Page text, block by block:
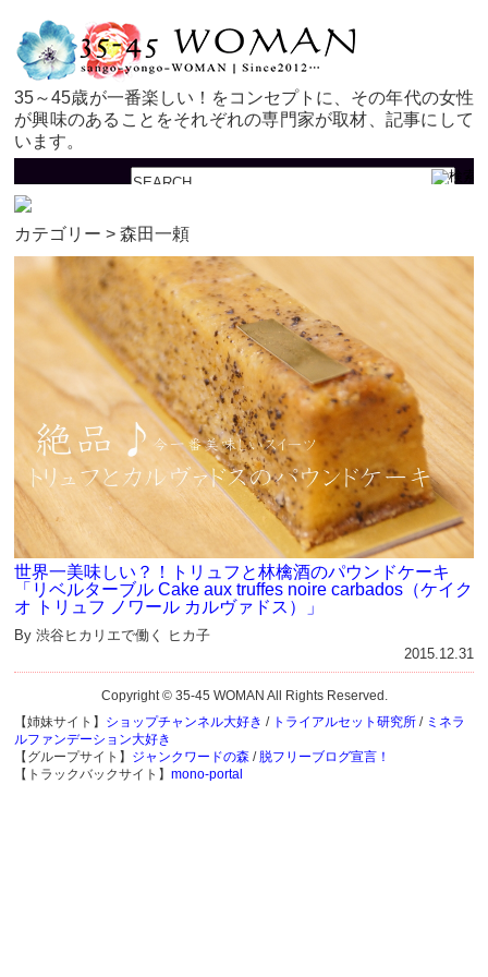
35～45歳が一番楽しい！をコンセプトに、その年代の女性
が興味のあることをそれぞれの専門家が取材、記事にして
います。
カテゴリー > 森田一頼
世界一美味しい？！トリュフと林檎酒のパウンドケーキ
「リベルターブル Cake aux truffes noire carbados（ケイク
オ トリュフ ノワール カルヴァドス）」
By 渋谷ヒカリエで働く ヒカ子
2015.12.31
Copyright © 35-45 WOMAN All Rights Reserved.
【姉妹サイト】 ショップチャンネル大好き / トライアルセット研究所 / ミネラ
ルファンデーション大好き
【グループサイト】 ジャンクワードの森 / 脱フリーブログ宣言！
【トラックバックサイト】mono-portal